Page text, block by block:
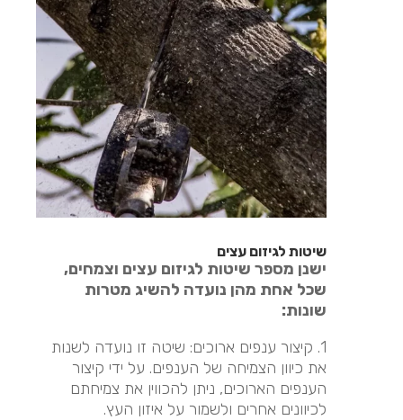
שיטות לגיזום עצים
ישנן מספר שיטות לגיזום עצים וצמחים,
שכל אחת מהן נועדה להשיג מטרות
שונות:
1. קיצור ענפים ארוכים: שיטה זו נועדה לשנות
את כיוון הצמיחה של הענפים. על ידי קיצור
הענפים הארוכים, ניתן להכווין את צמיחתם
לכיוונים אחרים ולשמור על איזון העץ.